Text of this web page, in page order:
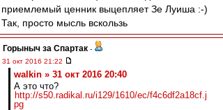
приемлемый ценник выцепляет Зе Луиша :-)
Так, просто мысль вскользь
Горыныч за Спартак -
31 окт 2016 21:22
walkin » 31 окт 2016 20:40
А это что?
http://s50.radikal.ru/i129/1610/ec/f4c6df2a18cf.j
pg